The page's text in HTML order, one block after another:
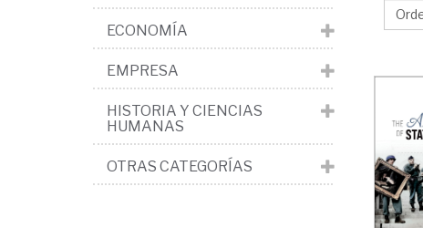
ECONOMÍA
EMPRESA
HISTORIA Y CIENCIAS
HUMANAS
OTRAS CATEGORÍAS